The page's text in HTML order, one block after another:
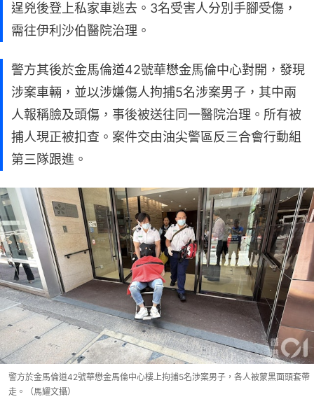
逞兇後登上私家車逃去。3名受害人分別手腳受傷，
需往伊利沙伯醫院治理。
警方其後於金馬倫道42號華懋金馬倫中心對開，發現
涉案車輛，並以涉嫌傷人拘捕5名涉案男子，其中兩
人報稱臉及頭傷，事後被送往同一醫院治理。所有被
捕人現正被扣查。案件交由油尖警區反三合會行動組
第三隊跟進。
警方於金馬倫道42號華懋金馬倫中心樓上拘捕5名涉案男子，各人被蒙黑面頭套帶
走。（馬耀文攝）